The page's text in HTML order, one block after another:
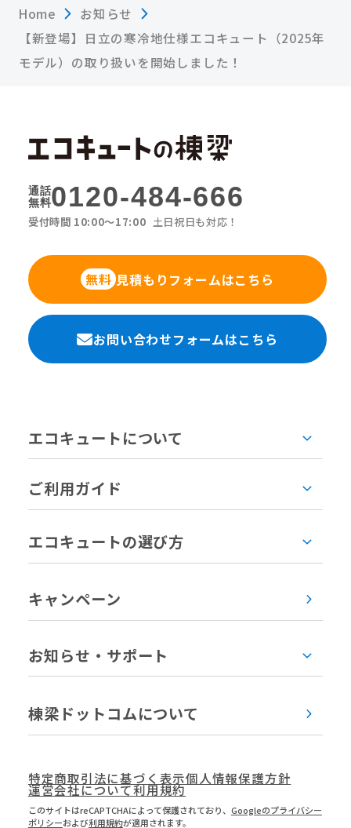
Home
お知らせ
【新登場】日立の寒冷地仕様エコキュート（2025年
モデル）の取り扱いを開始しました！
通話
無料0120-484-666
受付時間 10:00〜17:00 土日祝日も対応！
無料 見積もりフォームはこちら
お問い合わせフォームはこちら
エコキュートについて
ご利用ガイド
エコキュートの選び方
キャンペーン
お知らせ・サポート
棟梁ドットコムについて
特定商取引法に基づく表示個人情報保護方針
運営会社について利用規約
このサイトはreCAPTCHAによって保護されており、 Googleのプライバシー
ポリシーおよび利用規約が適用されます。